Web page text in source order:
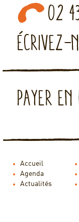
Accueil
Agenda
Actualités